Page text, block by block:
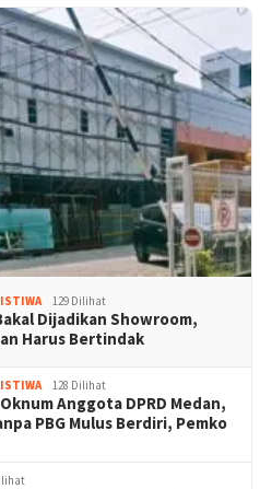
129 Dilihat
Dijadikan Showroom,
Harus Bertindak
128 Dilihat
Anggota DPRD Medan,
PBG Mulus Berdiri, Pemko